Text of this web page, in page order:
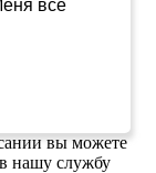
все
вы можете
нашу службу